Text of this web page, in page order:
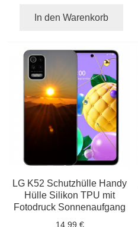
In den Warenkorb
LG K52 Schutzhülle Handy
Hülle Silikon TPU mit
Fotodruck Sonnenaufgang
14,99 €